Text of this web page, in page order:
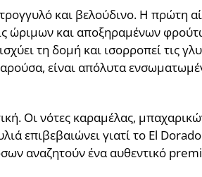
και βελούδινο. Η πρώτη
ώριμων και αποξηραμένων
τη δομή και ισορροπεί τις
είναι απόλυτα
Οι νότες καραμέλας,
επιβεβαιώνει γιατί το El
αναζητούν ένα αυθεντικό